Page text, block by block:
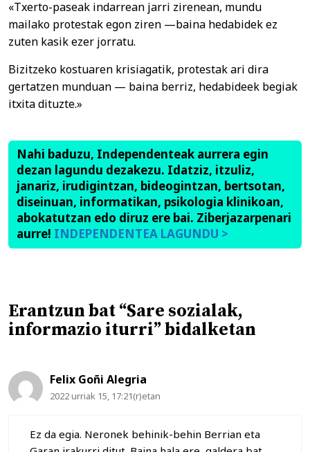
«Txerto-paseak indarrean jarri zirenean, mundu
mailako protestak egon ziren —baina hedabidek ez
zuten kasik ezer jorratu.
Bizitzeko kostuaren krisiagatik, protestak ari dira
gertatzen munduan — baina berriz, hedabideek begiak
itxita dituzte.»
Nahi baduzu, Independenteak aurrera egin
dezan lagundu dezakezu. Idatziz, itzuliz,
janariz, irudigintzan, bideogintzan, bertsotan,
diseinuan, informatikan, psikologia klinikoan,
abokatutzan edo diruz ere bai. Ziberjazarpenari
aurre! INDEPENDENTEA LAGUNDU >
Erantzun bat “Sare sozialak,
informazio iturri” bidalketan
Felix Goñi Alegria
2022 urriak 15, 17:21(r)etan
Ez da egia. Neronek behinik-behin Berrian eta